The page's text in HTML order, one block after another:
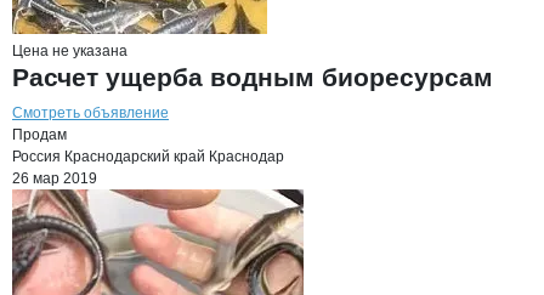
Цена не указана
Расчет ущерба водным биоресурсам
Смотреть объявление
Продам
Россия Краснодарский край Краснодар
26 мар 2019